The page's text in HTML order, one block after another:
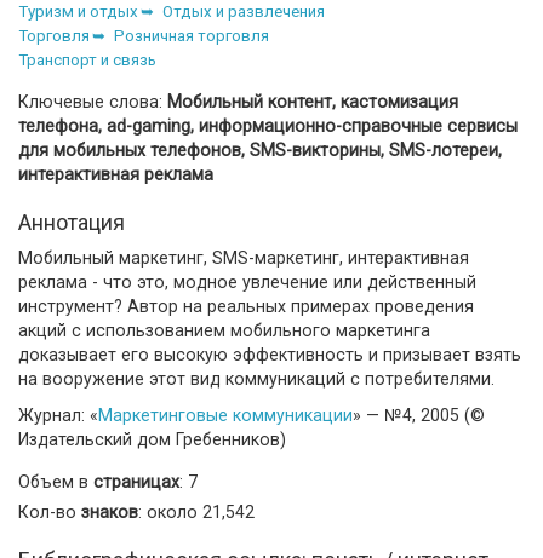
Туризм и отдых
Отдых и развлечения
Торговля
Розничная торговля
Транспорт и связь
Ключевые слова: Мобильный контент, кастомизация
телефона, ad-gaming, информационно-справочные сервисы
для мобильных телефонов, SMS-викторины, SMS-лотереи,
интерактивная реклама
Аннотация
Мобильный маркетинг, SMS-маркетинг, интерактивная
реклама - что это, модное увлечение или действенный
инструмент? Автор на реальных примерах проведения
акций с использованием мобильного маркетинга
доказывает его высокую эффективность и призывает взять
на вооружение этот вид коммуникаций с потребителями.
Журнал: «Маркетинговые коммуникации» — №4, 2005 (©
Издательский дом Гребенников)
Объем в страницах: 7
Кол-во знаков: около 21,542